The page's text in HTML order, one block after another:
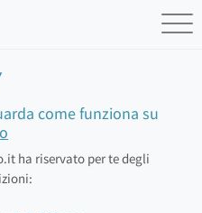
come funziona su
ha riservato per te degli